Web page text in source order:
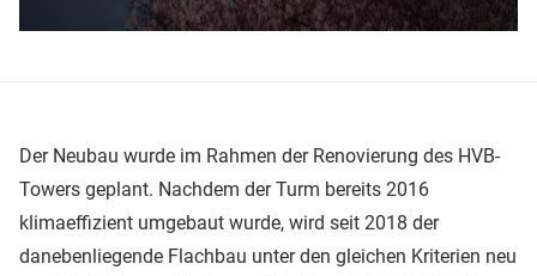
Der Neubau wurde im Rahmen der Renovierung des HVB-
Towers geplant. Nachdem der Turm bereits 2016
klimaeffizient umgebaut wurde, wird seit 2018 der
danebenliegende Flachbau unter den gleichen Kriterien neu